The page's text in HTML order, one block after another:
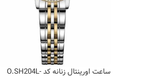
ساعت اورینتال زنانه کد O.SH204L-